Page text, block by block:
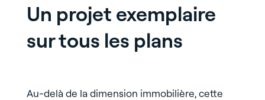
Un projet exemplaire
sur tous les plans
Au-delà de la dimension immobilière, cette